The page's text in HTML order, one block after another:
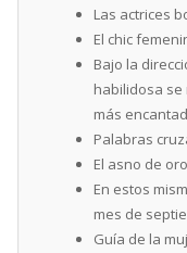
Las actrices
El chic
Bajo la
habilidosa
más
Palabras
El asno de oro
En estos
mes de
Guía de la